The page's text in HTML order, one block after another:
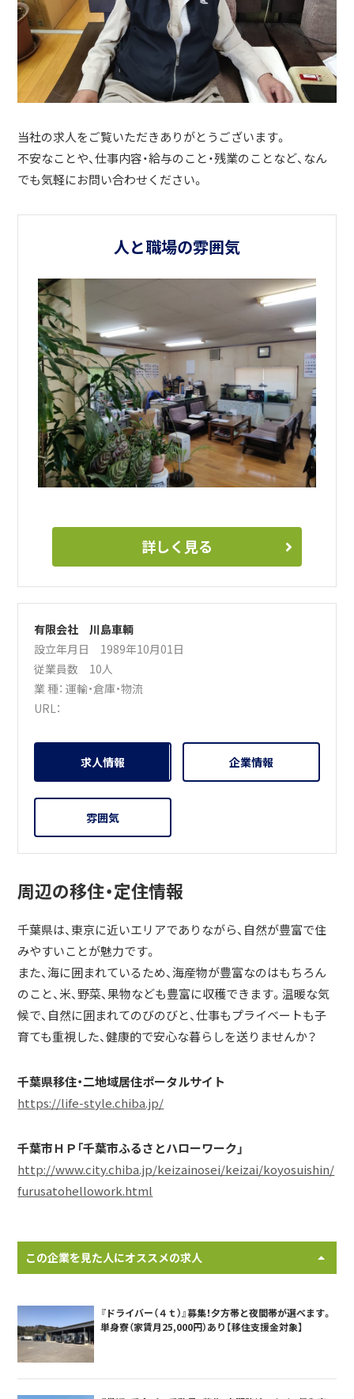
当社の求人をご覧いただきありがとうございます。
不安なことや、仕事内容・給与のこと・残業のことなど、なん
でも気軽にお問い合わせください。
人と職場の雰囲気
詳しく見る
有限会社 川島車輌
設立年月日 1989年10月01日
従業員数 10人
業 種：運輸・倉庫・物流
URL：
求人情報 企業情報
雰囲気
周辺の移住・定住情報
千葉県は、東京に近いエリアでありながら、自然が豊富で住
みやすいことが魅力です。
また、海に囲まれているため、海産物が豊富なのはもちろん
のこと、米、野菜、果物なども豊富に収穫できます。温暖な気
候で、自然に囲まれてのびのびと、仕事もプライベートも子
育ても重視した、健康的で安心な暮らしを送りませんか？
千葉県移住・二地域居住ポータルサイト
https://life-style.chiba.jp/
千葉市ＨＰ「千葉市ふるさとハローワーク」
http://www.city.chiba.jp/keizainosei/keizai/koyosuishin/
furusatohellowork.html
この企業を見た人にオススメの求人
『ドライバー（４ｔ）』募集！夕方帯と夜間帯が選べます。
単身寮（家賃月25,000円）あり【移住支援金対象】